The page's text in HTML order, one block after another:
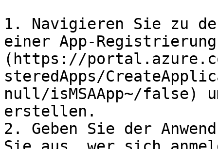
1. Navigieren Sie zu
einer App-
(https://
steredApps/
null/isMSAApp~/false)
erstellen.
2. Geben Sie der